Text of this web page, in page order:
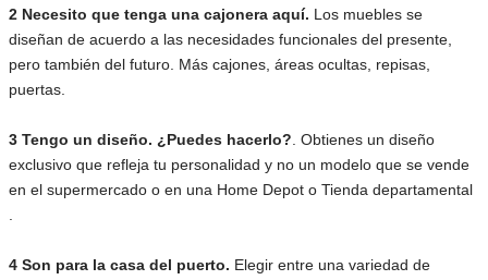
2 Necesito que tenga una cajonera aquí. Los muebles se
diseñan de acuerdo a las necesidades funcionales del presente,
pero también del futuro. Más cajones, áreas ocultas, repisas,
puertas.
3 Tengo un diseño. ¿Puedes hacerlo? . Obtienes un diseño
exclusivo que refleja tu personalidad y no un modelo que se vende
en el supermercado o en una Home Depot o Tienda departamental
4 Son para la casa del puerto. Elegir entre una variedad de